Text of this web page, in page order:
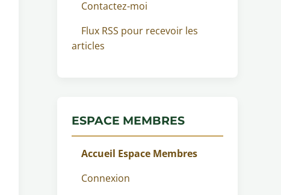
Contactez-moi
Flux RSS pour recevoir les
articles
ESPACE MEMBRES
Accueil Espace Membres
Connexion